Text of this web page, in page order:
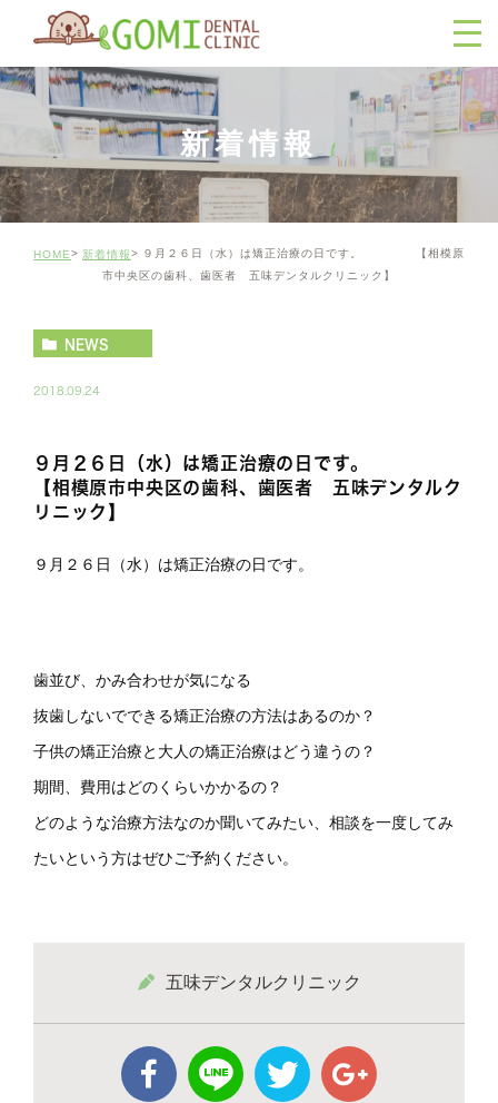
新着情報
HOME 新着情報
９月２６日（水）は矯正治療の日です。 【相模原
市中央区の歯科、歯医者 五味デンタルクリニック】
NEWS
2018.09.24
９月２６日（水）は矯正治療の日です。
【相模原市中央区の歯科、歯医者 五味デンタルク
リニック】
９月２６日（水）は矯正治療の日です。
歯並び、かみ合わせが気になる
抜歯しないでできる矯正治療の方法はあるのか？
子供の矯正治療と大人の矯正治療はどう違うの？
期間、費用はどのくらいかかるの？
どのような治療方法なのか聞いてみたい、相談を一度してみ
たいという方はぜひご予約ください。
五味デンタルクリニック